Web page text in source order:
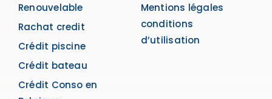
Renouvelable
Rachat credit
Crédit piscine
Crédit bateau
Crédit Conso en
Mentions légales
conditions
d’utilisation